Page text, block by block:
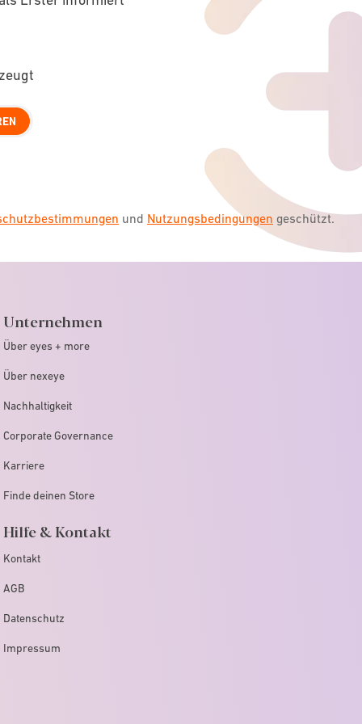
und Nutzungsbedingungen geschützt.
Unternehmen
Über eyes + more
Über nexeye
Nachhaltigkeit
Corporate Governance
Karriere
Finde deinen Store
Hilfe & Kontakt
Kontakt
AGB
Datenschutz
Impressum